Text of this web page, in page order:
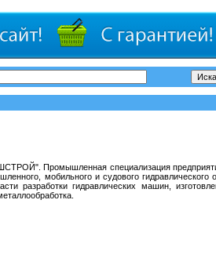
Промышленная специализация
мобильного и судо­вого гидрав­лического
разра­ботки гидравлических машин,